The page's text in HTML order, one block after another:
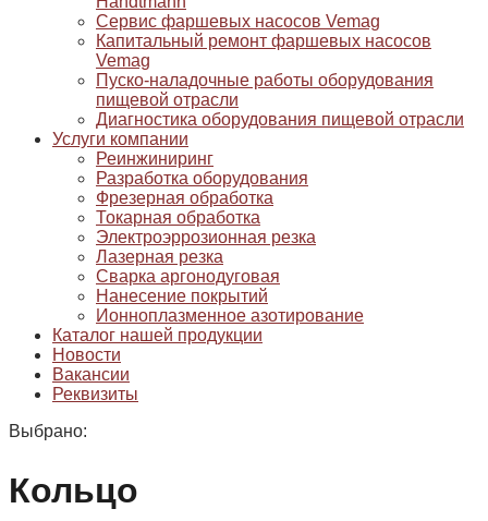
Сервис фаршевых насосов Vemag
Капитальный ремонт фаршевых насосов
Vemag
Пуско-наладочные работы оборудования
пищевой отрасли
Диагностика оборудования пищевой отрасли
Услуги компании
Реинжиниринг
Разработка оборудования
Фрезерная обработка
Токарная обработка
Электроэррозионная резка
Лазерная резка
Сварка аргонодуговая
Нанесение покрытий
Ионноплазменное азотирование
Каталог нашей продукции
Новости
Вакансии
Реквизиты
Выбрано:
Кольцо